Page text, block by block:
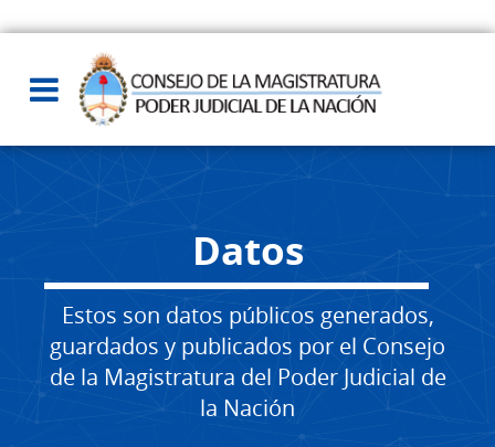
Datos
Estos son datos públicos generados,
guardados y publicados por el Consejo
de la Magistratura del Poder Judicial de
la Nación